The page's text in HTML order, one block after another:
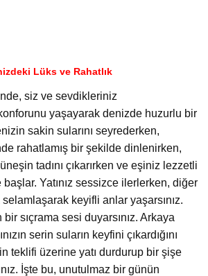
Lüks ve Rahatlık
siz ve sevdikleriniz
yaşayarak denizde huzurlu bir
sakin sularını seyrederken,
rahatlamış bir şekilde dinlenirken,
tadını çıkarırken ve eşiniz lezzetli
Yatınız sessizce ilerlerken, diğer
keyifli anlar yaşarsınız.
sıçrama sesi duyarsınız. Arkaya
serin suların keyfini çıkardığını
teklifi üzerine yatı durdurup bir şişe
İşte bu, unutulmaz bir günün